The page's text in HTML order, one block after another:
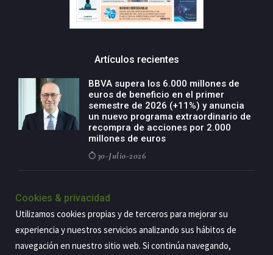
Artículos recientes
BBVA supera los 6.000 millones de
euros de beneficio en el primer
semestre de 2026 (+11%) y anuncia
un nuevo programa extraordinario de
recompra de acciones por 2.000
millones de euros
30-Julio-2026
negocio agro con un modelo global
países
29-Julio-2026
Cookies & privacidad
Utilizamos cookies propias y de terceros para mejorar su
experiencia y nuestros servicios analizando sus hábitos de
navegación en nuestro sitio web. Si continúa navegando,